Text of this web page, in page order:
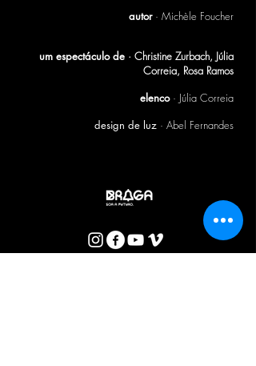
autor· Michèle Foucher
um espectáculo de · Christine Zurbach, Júlia
Correia, Rosa Ramos
elenco · Júlia Correia
design de luz · Abel Fernandes